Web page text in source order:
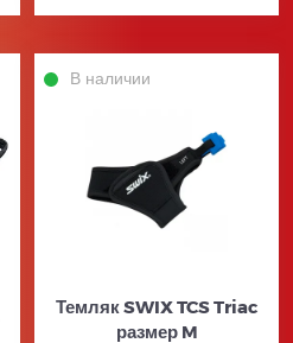
В наличии
Темляк SWIX TCS Triac
размер M